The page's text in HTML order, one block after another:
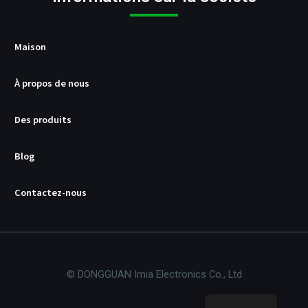
B
Maison
À propos de nous
Des produits
Blog
Contactez-nous
© DONGGUAN Imia Electronics Co., Ltd